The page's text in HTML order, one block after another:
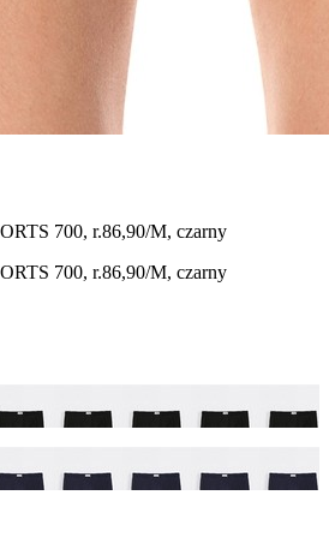
700, r.86,90/M, czarny
700, r.86,90/M, czarny